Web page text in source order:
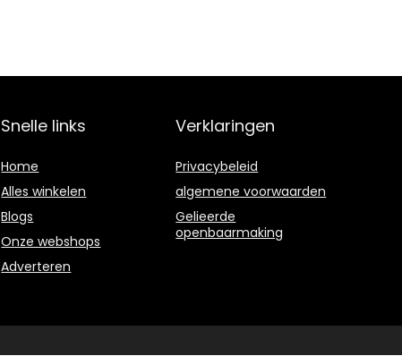
Snelle links
Home
Alles winkelen
Blogs
Onze webshops
Adverteren
Verklaringen
Privacybeleid
algemene voorwaarden
Gelieerde
openbaarmaking